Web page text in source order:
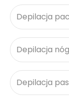
Depilacja
Depilacja nóg
Depilacja